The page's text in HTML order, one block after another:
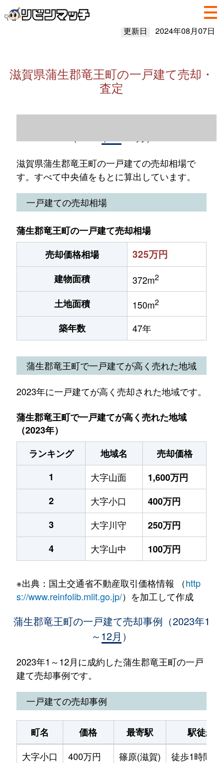
更新日 2024年08月07日
滋賀県蒲生郡竜王町の一戸建て売却・
査定
滋賀県蒲生郡竜王町の一戸建ての売却相場で
す。すべて中央値をもとに算出しています。
一戸建ての売却相場
蒲生郡竜王町の一戸建て売却相場
売却価格相場
325万円
建物面積 372m2
土地面積 150m2
築年数 47年
蒲生郡竜王町で一戸建てが高く売れた地域
2023年に一戸建てが高く売却された地域です。
蒲生郡竜王町で一戸建てが高く売れた地域
（2023年）
ランキング
地域名
売却価格
1
大字山面
1,600万円
2
大字小口
400万円
3
大字川守
250万円
4
大字山中 100万円
※出典：国土交通省不動産取引価格情報 （http
s://www.reinfolib.mlit.go.jp/）を加工して作成
蒲生郡竜王町の一戸建て売却事例（2023年1
～12月）
2023年1～12月に成約した蒲生郡竜王町の一戸
建て売却事例です。
一戸建ての売却事例
町名 価格 最寄駅
駅徒歩
大字小口
400万円 篠原(滋賀)
徒歩1時間